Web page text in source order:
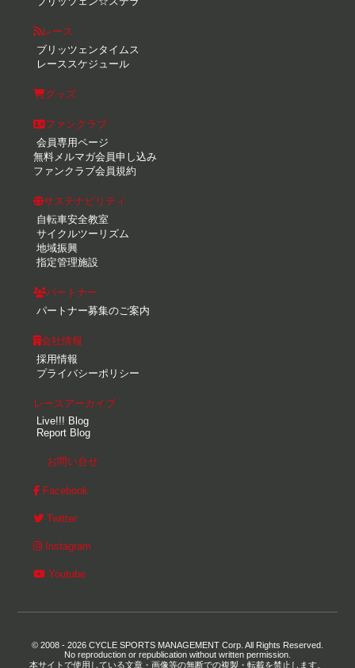
レース
ブリッツェンタイムス
レーススケジュール
グッズ
ファンクラブ
会員専用ページ
無料メルマガ会員申し込み
ファンクラブ会員規約
サステナビリティ
自転車安全教室
サイクルツーリズム
地域振興
指定管理施設
パートナー
パートナー募集のご案内
会社情報
採用情報
プライバシーポリシー
レースアーカイブ
Live!!! Blog
Report Blog
お問い合せ
Facebook
Twitter
Instagram
Youtube
© 2008 - 2026 CYCLE SPORTS MANAGEMENT Corp. All Rights Reserved.
No reproduction or republication without written permission.
本サイトで使用している文章・画像等の無断での複製・転載を禁止します。